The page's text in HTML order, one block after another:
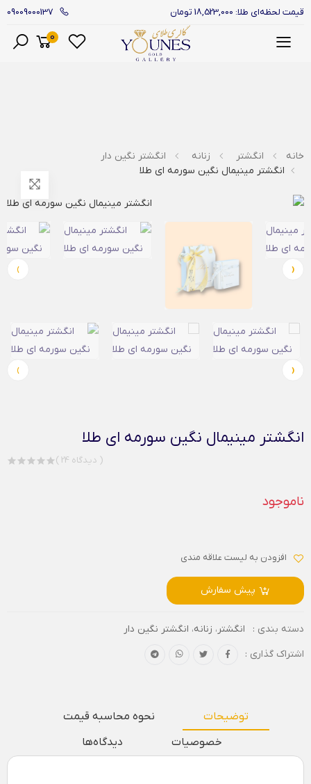
قیمت لحظه‌ای طلا: 18,523,000 تومان 09009000137
0
خانه انگشتر زنانه
انگشتر نگین دار
انگشتر مینیمال نگین سورمه ای طلا
‹
›
‹
›
انگشتر مینیمال نگین سورمه ای طلا
( 24 دیدگاه )
ناموجود
افزودن به لیست علاقه مندی
پیش سفارش
دسته بندی : انگشتر ، زنانه، انگشتر نگین دار
اشتراک گذاری :
توضیحات
نحوه محاسبه قیمت
خصوصیات
دیدگاه‌ها